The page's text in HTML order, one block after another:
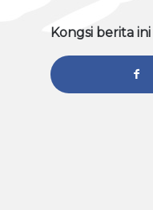
Kongsi berita ini